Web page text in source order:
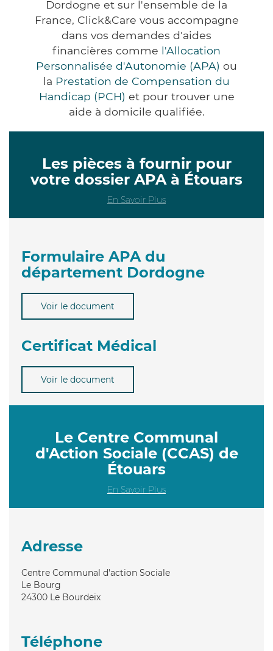
Dordogne et sur l'ensemble de la
France, Click&Care vous accompagne
dans vos demandes d'aides
financières comme l'Allocation
Personnalisée d'Autonomie (APA) ou
la Prestation de Compensation du
Handicap (PCH) et pour trouver une
aide à domicile qualifiée.
Les pièces à fournir pour
votre dossier APA à Étouars
En Savoir Plus
Formulaire APA du
département Dordogne
Voir le document
Certificat Médical
Voir le document
Le Centre Communal
d'Action Sociale (CCAS) de
Étouars
En Savoir Plus
Adresse
Centre Communal d'action Sociale
Le Bourg
24300 Le Bourdeix
Téléphone